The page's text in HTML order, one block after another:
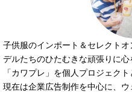
子供服のインポート＆セレクト
デルたちのひたむきな頑張りに
「カワプレ」を個人プロジェクト
現在は企業広告制作を中心に、